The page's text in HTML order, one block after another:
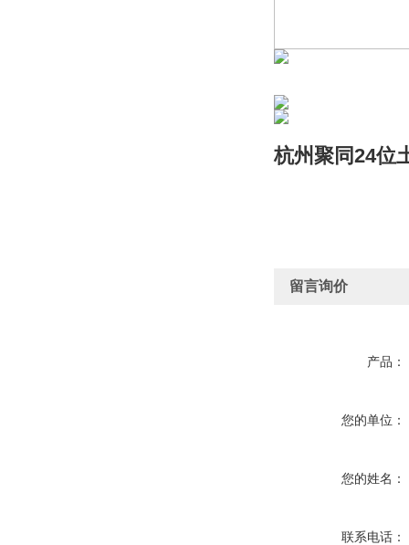
杭州聚同24位
留言询价
产品：
您的单位：
您的姓名：
联系电话：